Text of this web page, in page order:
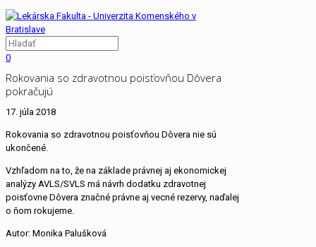
0
Rokovania so zdravotnou poisťovňou Dôvera
pokračujú
17. júla 2018
Rokovania so zdravotnou poisťovňou Dôvera nie sú
ukončené.
Vzhľadom na to, že na základe právnej aj ekonomickej
analýzy AVLS/SVLS má návrh dodatku zdravotnej
poisťovne Dôvera značné právne aj vecné rezervy, naďalej
o ňom rokujeme.
Autor: Monika Palušková